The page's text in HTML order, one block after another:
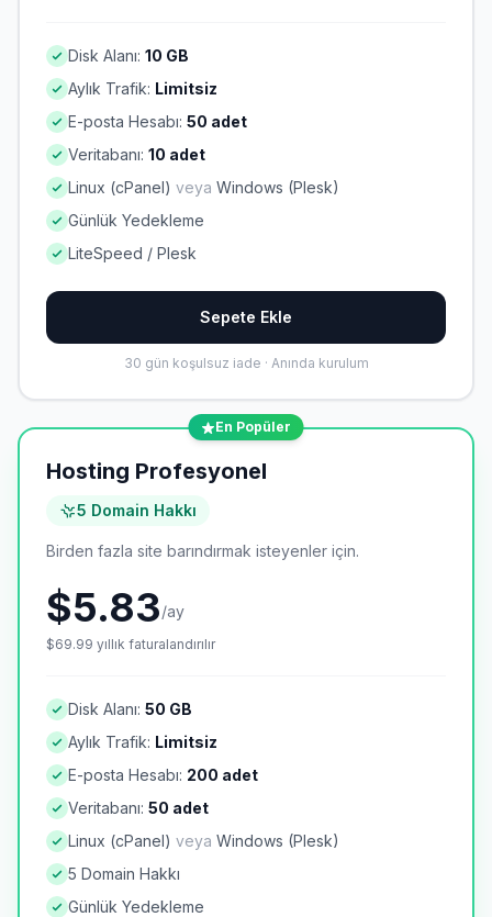
Disk Alanı: 10 GB
Aylık Trafik: Limitsiz
E-posta Hesabı: 50 adet
Veritabanı: 10 adet
Linux (cPanel) veya Windows (Plesk)
Günlük Yedekleme
LiteSpeed / Plesk
Sepete Ekle
30 gün koşulsuz iade · Anında kurulum
En Popüler
Hosting Profesyonel
5 Domain Hakkı
Birden fazla site barındırmak isteyenler için.
$5.83/ay
$69.99 yıllık faturalandırılır
Disk Alanı: 50 GB
Aylık Trafik: Limitsiz
E-posta Hesabı: 200 adet
Veritabanı: 50 adet
Linux (cPanel) veya Windows (Plesk)
5 Domain Hakkı
Günlük Yedekleme